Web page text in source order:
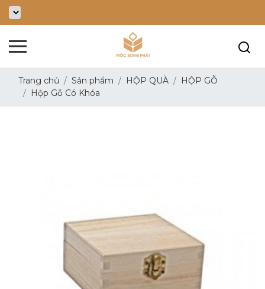
Trang chủ Sản phẩm HỘP QUÀ
HỘP GỖ
Hộp Gỗ Có Khóa